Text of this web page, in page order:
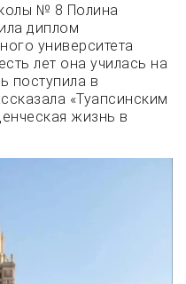
№ 8 Полина
диплом
университета
лет она училась на
поступила в
«Туапсинским
жизнь в